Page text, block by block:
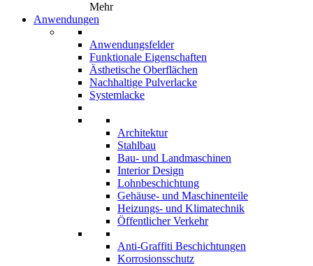
Mehr
Anwendungen
Anwendungsfelder
Funktionale Eigenschaften
Ästhetische Oberflächen
Nachhaltige Pulverlacke
Systemlacke
Architektur
Stahlbau
Bau- und Landmaschinen
Interior Design
Lohnbeschichtung
Gehäuse- und Maschinenteile
Heizungs- und Klimatechnik
Öffentlicher Verkehr
Anti-Graffiti Beschichtungen
Korrosionsschutz